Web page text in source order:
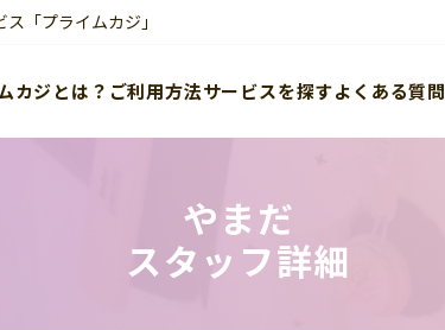
「プライムカジ」
カジとは？ ご利用方法サービスを探すよくある質問
やまだ
スタッフ詳細